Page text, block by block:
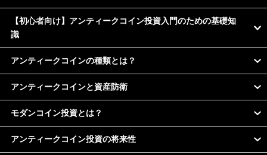
【初心者向け】アンティークコイン投資入門のための基礎知
識
アンティークコインの種類とは？
アンティークコインと資産防衛
モダンコイン投資とは？
アンティークコイン投資の将来性